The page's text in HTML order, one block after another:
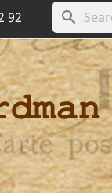
92 search